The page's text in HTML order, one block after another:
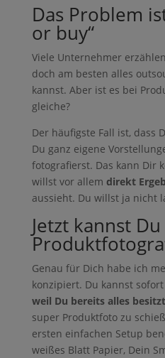
Das Problem
or buy“
Viele Unternehmer
doch am besten alles
kannst. Aber ist es bei
gleiche?
Der häufigste Fall ist, dass
Du ganz eigene
fotografierst. Das kann Dir
willst vor allem direkt
aussieht. Du willst ja nicht
Jetzt kannst
Genau für Dich habe ich
konzipiert. Du kannst
weil Du bereits alles besitzt
super Produktfoto zu
ersten einfachen Setup
weißes Blatt Papier, Dein